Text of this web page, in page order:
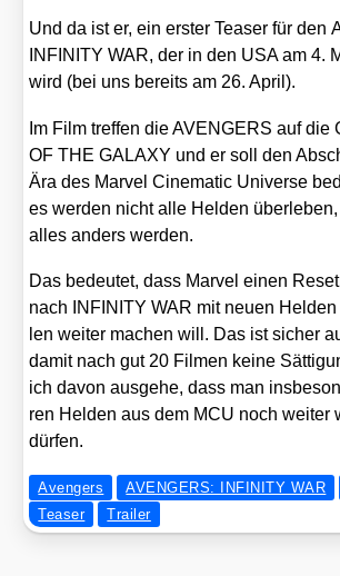
Und da ist er, ein ers­ter Teaser für den
INFINITY WAR, der in den USA am 4.
wird (bei uns bereits am 26. April).
Im Film tref­fen die AVENGERS auf die
OF THE GALAXY und er soll den
Ära des Mar­vel Cine­ma­tic Uni­ver­se
es wer­den nicht alle Hel­den über­le­ben,
alles anders wer­den.
Das bedeu­tet, dass Mar­vel einen
nach INFINITY WAR mit neu­en
len wei­ter machen will. Das ist sicher
damit nach gut 20 Fil­men kei­ne
ich davon aus­ge­he, dass man
ren Hel­den aus dem MCU noch wei­ter
dür­fen.
Avengers AVENGERS: INFINITY WAR
Teaser
Trailer